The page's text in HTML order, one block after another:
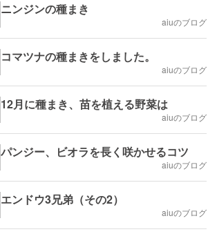
ニンジンの種まき
aiuのブログ
コマツナの種まきをしました。
aiuのブログ
12月に種まき、苗を植える野菜は
aiuのブログ
パンジー、ビオラを長く咲かせるコツ
aiuのブログ
エンドウ3兄弟（その2）
aiuのブログ